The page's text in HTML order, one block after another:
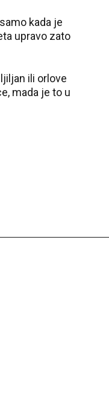
kada je
upravo zato
ili orlove
mada je to u